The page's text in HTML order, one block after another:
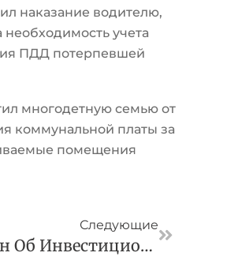
наказание водителю,
необходимость учета
ПДД потерпевшей
многодетную семью от
коммунальной платы за
помещения
Следующие
Власти Изменят Закон Об Инвестиционной Деятельности